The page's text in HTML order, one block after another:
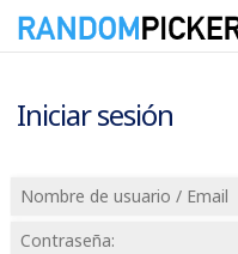
Iniciar sesión